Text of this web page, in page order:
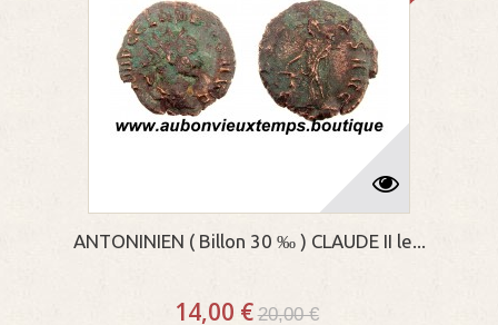
ANTONINIEN ( Billon 30 ‰ ) CLAUDE II le...
14,00 € 20,00 €